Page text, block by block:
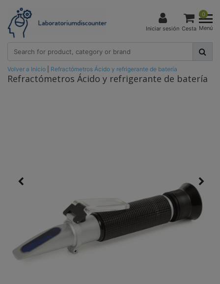
Iniciar sesión
0
Cesta Menú
Volver a Inicio Refractómetros Ácido y refrigerante de batería
Refractómetros Ácido y refrigerante de batería